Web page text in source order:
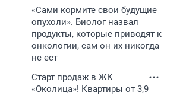
«Сами кормите свои будущие
опухоли». Биолог назвал
продукты, которые приводят к
онкологии, сам он их никогда
не ест
Старт продаж в ЖК
«Околица»! Квартиры от 3,9